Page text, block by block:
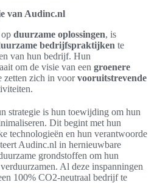
van Audinc.nl
duurzame oplossingen, is
bedrijfspraktijken te
van hun bedrijf. Hun
om de visie van een groenere
zetten zich in voorvooruitstrevende
strategie is hun toewijding om hun
Dit begint met hun
technologieën en hun verantwoorde
Audinc.nl in hernieuwbare
grondstoffen om hun
Al deze inspanningen
100% CO2-neutraal bedrijf te